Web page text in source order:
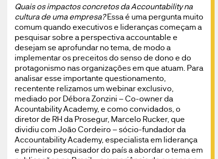
Quais os impactos concretos da Accountability na
cultura de uma empresa?Essa é uma pergunta muito
comum quando executivos e lideranças começam a
pesquisar sobre a perspectiva accountable e
desejam se aprofundar no tema, de modo a
implementar os preceitos do senso de dono e do
protagonismo nas organizações em que atuam. Para
analisar esse importante questionamento,
recentente relizamos um webinar exclusivo,
mediado por Débora Zonzini – Co-owner da
Acountability Academy, e como convidados, o
diretor de RH da Prosegur, Marcelo Rucker, que
dividiu com João Cordeiro – sócio-fundador da
Accountability Academy, especialista em liderança
e primeiro pesquisador do país a abordar o tema em